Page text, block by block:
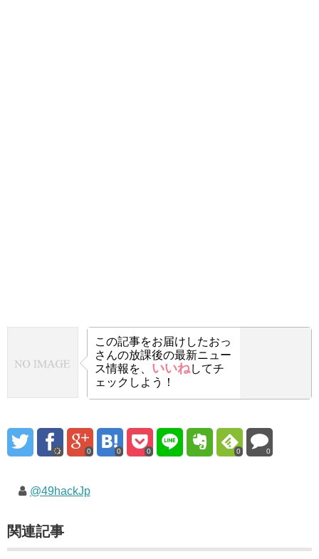
この記事をお届けしたおっ
さんの放課後の最新ニュー
ス情報を、 いいねしてチ
ェックしよう！
0 0 0 0 0
@49hackJp
関連記事